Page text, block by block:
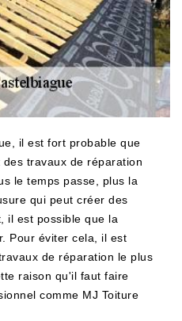
il est fort probable que
travaux de réparation
le temps passe, plus la
qui peut créer des
il est possible que la
Pour éviter cela, il est
de réparation le plus
raison qu'il faut faire
comme MJ Toiture